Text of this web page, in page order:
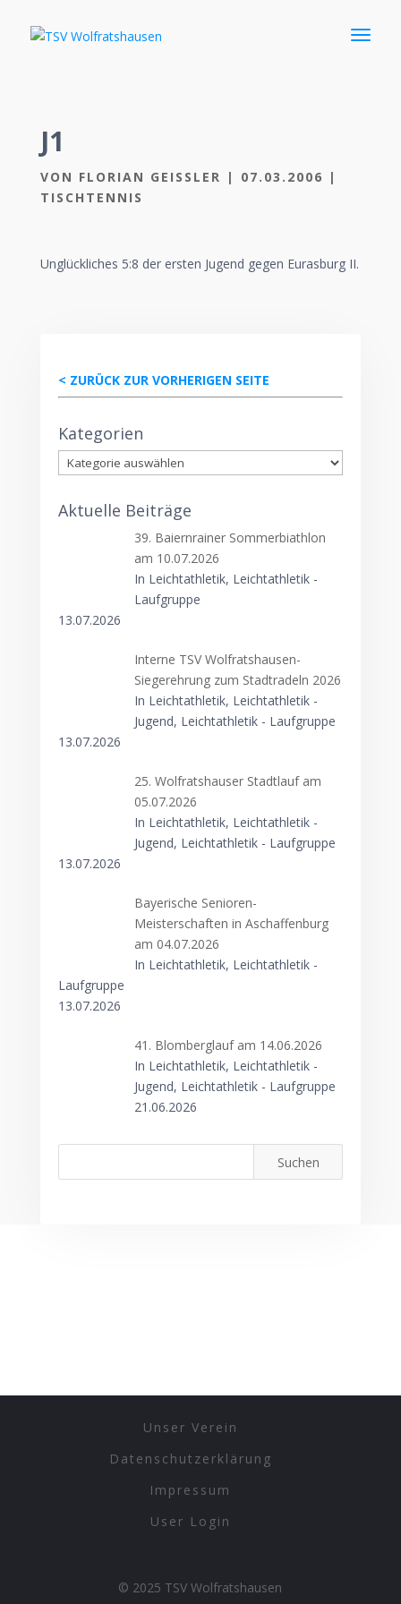
J1
VON FLORIAN GEISSLER | 07.03.2006 |
TISCHTENNIS
Unglückliches 5:8 der ersten Jugend gegen Eurasburg II.
< ZURÜCK ZUR VORHERIGEN SEITE
Kategorien
Kategorien
Aktuelle Beiträge
39. Baiernrainer Sommerbiathlon
am 10.07.2026
In Leichtathletik, Leichtathletik -
Laufgruppe
13.07.2026
Interne TSV Wolfratshausen-
Siegerehrung zum Stadtradeln 2026
In Leichtathletik, Leichtathletik -
Jugend, Leichtathletik - Laufgruppe
13.07.2026
25. Wolfratshauser Stadtlauf am
05.07.2026
In Leichtathletik, Leichtathletik -
Jugend, Leichtathletik - Laufgruppe
13.07.2026
Bayerische Senioren-
Meisterschaften in Aschaffenburg
am 04.07.2026
In Leichtathletik, Leichtathletik -
Laufgruppe
13.07.2026
41. Blomberglauf am 14.06.2026
In Leichtathletik, Leichtathletik -
Jugend, Leichtathletik - Laufgruppe
21.06.2026
Unser Verein
Datenschutzerklärung
Impressum
User Login
© 2025 TSV Wolfratshausen